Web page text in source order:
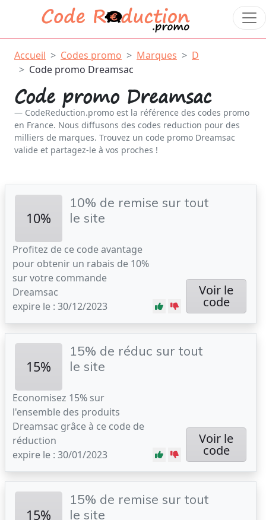
Accueil Codes promo Marques
D
Code promo Dreamsac
Code promo Dreamsac
CodeReduction.promo est la référence des codes promo
en France. Nous diffusons des codes reduction pour des
milliers de marques. Trouvez un code promo Dreamsac
valide et partagez-le à vos proches !
10%
10% de remise sur tout
le site
Profitez de ce code avantage
pour obtenir un rabais de 10%
sur votre commande
Dreamsac
expire le : 30/12/2023
Voir le
code
15%
15% de réduc sur tout
le site
Economisez 15% sur
l'ensemble des produits
Dreamsac grâce à ce code de
réduction
expire le : 30/01/2023
Voir le
code
15%
15% de remise sur tout
le site